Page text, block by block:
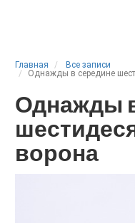
Главная
Все записи
Однажды в середине
Однажды
ворона